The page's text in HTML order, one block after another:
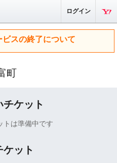
ログイン
ビスの終了について
町
ケット
トは準備中です
ケット